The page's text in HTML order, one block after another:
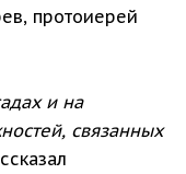
протоиерей
и на
связанных